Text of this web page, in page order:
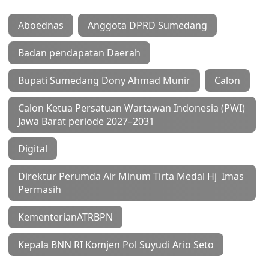
Aboednas Anggota DPRD Sumedang
Badan pendapatan Daerah
Bupati Sumedang Dony Ahmad Munir Calon
Calon Ketua Persatuan Wartawan Indonesia (PWI)
Jawa Barat periode 2027–2031
Digital
Direktur Perumda Air Minum Tirta Medal Hj Imas
Permasih
KementerianATRBPN
Kepala BNN RI Komjen Pol Suyudi Ario Seto